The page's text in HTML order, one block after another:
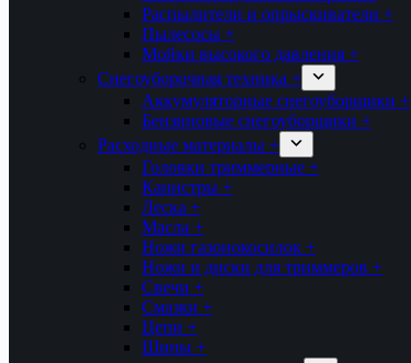
Распылители и опрыскиватели +
Пылесосы +
Мойки высокого давления +
Снегоуборочная техника +
Аккумуляторные снегоуборщики +
Бензиновые снегоуборщики +
Расходные материалы +
Головки триммерные +
Канистры +
Леска +
Масла +
Ножи газонокосилок +
Ножи и диски для триммеров +
Свечи +
Смазки +
Цепи +
Шины +